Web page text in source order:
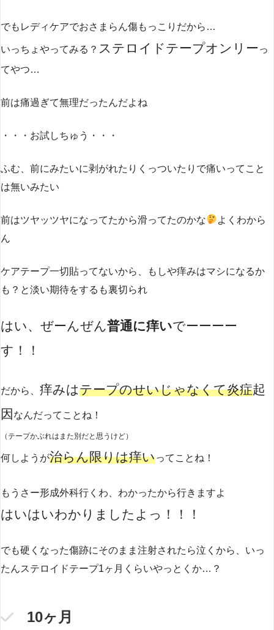
でもレディケアでおさまらん傷もっこりだから…
いっちょやってみる？ ステロイドテープオンリーっ
てやつ…
前は痛過ぎて無理だったんだよね
・・・お試しちゅう・・・
ふむ、前にみたいに剥がれたりくっついたりで痛いってこと
は無いみたい
前はツヤッツヤになってたから滑ってたのかな
よくわから
ん
ケアテープ一切貼ってないから、もしや痒みはマシになるか
も？と淡い期待をするも裏切られ
はい、ぜーんぜん普通に痒いでーーーー
す！！
だから、 痒みはテープのせいじゃなくて炎症起
因 なんだってことね！
（テープかぶれはまた別だと思うけど）
何しようが治らん限りは痒いってことね！
もうさー形成外科行くわ、わかったから行きますよ
はいはいわかりましたよっ！！！
でも硬くなった傷跡にそのまま注射されたら泣くから、いっ
たんステロイドテープ1ヶ月くらいやっとくか…？
10ヶ月